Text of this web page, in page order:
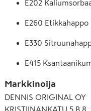
E202
E260 Etikkahappo
E330
E415
Markkinoija
DENNIS ORIGINAL OY
KRISTIINANKATU 5 B